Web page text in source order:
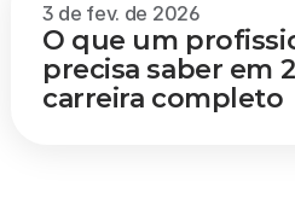
3 de fev. de 2026
O que um
precisa saber em
carreira completo